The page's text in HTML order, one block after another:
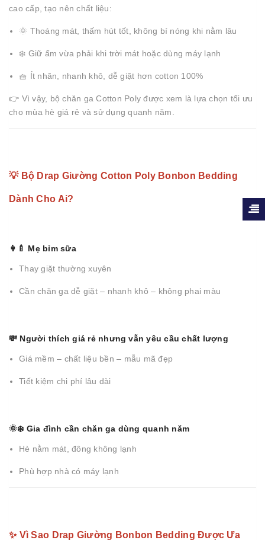
cao cấp, tạo nên chất liệu:
🌞 Thoáng mát, thấm hút tốt, không bí nóng khi nằm lâu
❄️ Giữ ấm vừa phải khi trời mát hoặc dùng máy lạnh
🧺 Ít nhăn, nhanh khô, dễ giặt hơn cotton 100%
👉 Vì vậy, bộ chăn ga Cotton Poly được xem là lựa chọn tối ưu
cho mùa hè giá rẻ và sử dụng quanh năm.
💡 Bộ Drap Giường Cotton Poly Bonbon Bedding
Dành Cho Ai?
👩‍🍼 Mẹ bỉm sữa
Thay giặt thường xuyên
Cần chăn ga dễ giặt – nhanh khô – không phai màu
💸 Người thích giá rẻ nhưng vẫn yêu cầu chất lượng
Giá mềm – chất liệu bền – mẫu mã đẹp
Tiết kiệm chi phí lâu dài
🌞❄️ Gia đình cần chăn ga dùng quanh năm
Hè nằm mát, đông không lạnh
Phù hợp nhà có máy lạnh
✨ Vì Sao Drap Giường Bonbon Bedding Được Ưa